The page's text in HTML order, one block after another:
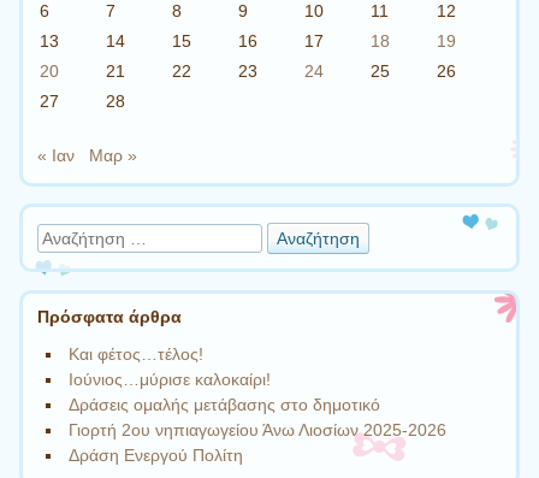
6
7 8 9 10 11
12
13
14 15 16 17 18
19
20
21 22 23 24 25
26
27
28
« Ιαν Μαρ »
Αναζήτηση
Πρόσφατα άρθρα
Και φέτος…τέλος!
Ιούνιος…μύρισε καλοκαίρι!
Δράσεις ομαλής μετάβασης στο δημοτικό
Γιορτή 2ου νηπιαγωγείου Άνω Λιοσίων 2025-2026
Δράση Ενεργού Πολίτη